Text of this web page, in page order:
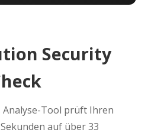
Security
Analyse-Tool prüft Ihren
auf über 33